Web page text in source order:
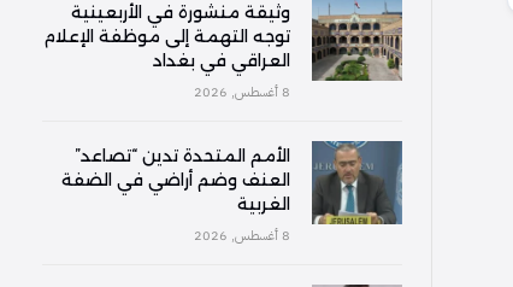
وثيقة منشورة في الأربعينية
توجه التهمة إلى موظفة الإعلام
العراقي في بغداد
8 أغسطس, 2026
الأمم المتحدة تدين “تصاعد”
العنف وضم أراضي في الضفة
الغربية
8 أغسطس, 2026